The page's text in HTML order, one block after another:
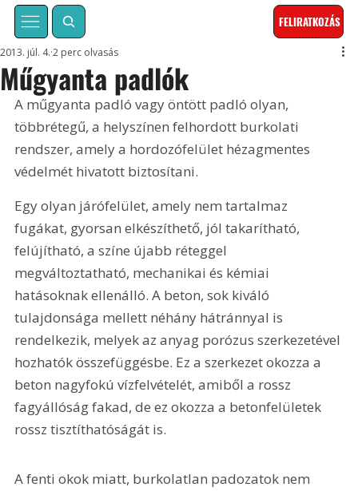
FELIRATKOZÁS
Műgyanta padlók
2013. júl. 4. 2 perc olvasás
A műgyanta padló vagy öntött padló olyan,
többrétegű, a helyszínen felhordott burkolati
rendszer, amely a hordozófelület hézagmentes
védelmét hivatott biztosítani.
Egy olyan járófelület, amely nem tartalmaz
fugákat, gyorsan elkészíthető, jól takarítható,
felújítható, a színe újabb réteggel
megváltoztatható, mechanikai és kémiai
hatásoknak ellenálló. A beton, sok kiváló
tulajdonsága mellett néhány hátránnyal is
rendelkezik, melyek az anyag porózus szerkezetével
hozhatók összefüggésbe. Ez a szerkezet okozza a
beton nagyfokú vízfelvételét, amiből a rossz
fagyállóság fakad, de ez okozza a betonfelületek
rossz tisztíthatóságát is.
A fenti okok miatt, burkolatlan padozatok nem